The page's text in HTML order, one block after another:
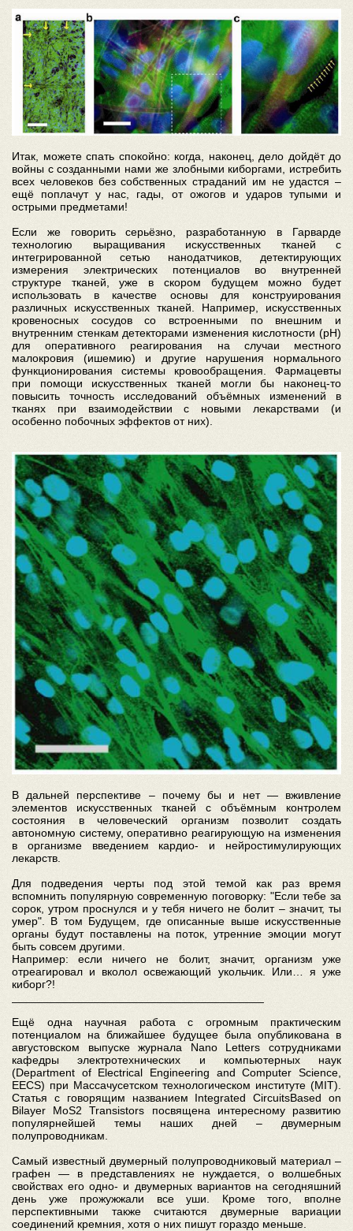
Итак, можете спать спокойно: когда, наконец, дело дойдёт до
войны с созданными нами же злобными киборгами, истребить
всех человеков без собственных страданий им не удастся –
ещё поплачут у нас, гады, от ожогов и ударов тупыми и
острыми предметами!
Если же говорить серьёзно, разработанную в Гарварде
технологию выращивания искусственных тканей с
интегрированной сетью нанодатчиков, детектирующих
измерения электрических потенциалов во внутренней
структуре тканей, уже в скором будущем можно будет
использовать в качестве основы для конструирования
различных искусственных тканей. Например, искусственных
кровеносных сосудов со встроенными по внешним и
внутренним стенкам детекторами изменения кислотности (pH)
для оперативного реагирования на случаи местного
малокровия (ишемию) и другие нарушения нормального
функционирования системы кровообращения. Фармацевты
при помощи искусственных тканей могли бы наконец-то
повысить точность исследований объёмных изменений в
тканях при взаимодействии с новыми лекарствами (и
особенно побочных эффектов от них).
В дальней перспективе – почему бы и нет — вживление
элементов искусственных тканей с объёмным контролем
состояния в человеческий организм позволит создать
автономную систему, оперативно реагирующую на изменения
в организме введением кардио- и нейростимулирующих
лекарств.
Для подведения черты под этой темой как раз время
вспомнить популярную современную поговорку: "Если тебе за
сорок, утром проснулся и у тебя ничего не болит – значит, ты
умер". В том Будущем, где описанные выше искусственные
органы будут поставлены на поток, утренние эмоции могут
быть совсем другими.
Например: если ничего не болит, значит, организм уже
отреагировал и вколол освежающий укольчик. Или… я уже
киборг?!
Ещё одна научная работа с огромным практическим
потенциалом на ближайшее будущее была опубликована в
августовском выпуске журнала Nano Letters сотрудниками
кафедры электротехнических и компьютерных наук
(Department of Electrical Engineering and Computer Science,
EECS) при Массачусетском технологическом институте (MIT).
Статья с говорящим названием Integrated CircuitsBased on
Bilayer MoS2 Transistors посвящена интересному развитию
популярнейшей темы наших дней – двумерным
полупроводникам.
Самый известный двумерный полупроводниковый материал –
графен — в представлениях не нуждается, о волшебных
свойствах его одно- и двумерных вариантов на сегодняшний
день уже прожужжали все уши. Кроме того, вполне
перспективными также считаются двумерные вариации
соединений кремния, хотя о них пишут гораздо меньше.